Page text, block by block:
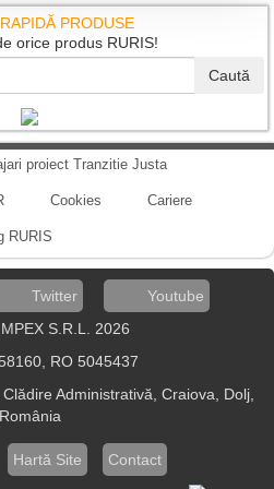
PRODUSE
orice produs RURIS!
Caută
proiect Tranzitie Justa
Cookies Cariere
RURIS
Twitter
Youtube
S.R.L. 2026
RO 5045437
Administrativă, Craiova, Dolj,
România
Hartă Site Contact